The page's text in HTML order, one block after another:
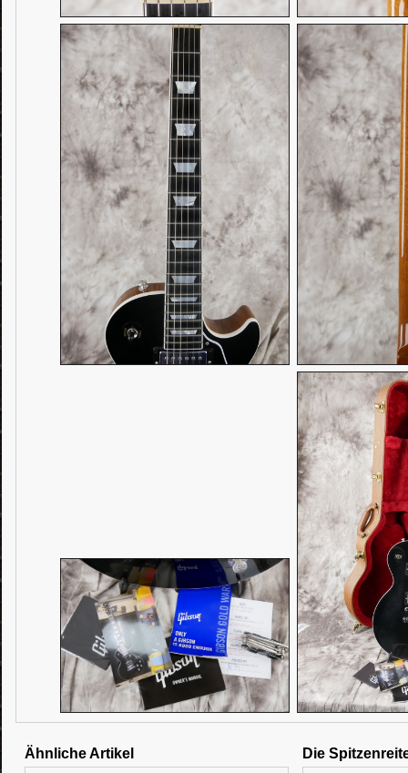
Ähnliche Artikel
Die